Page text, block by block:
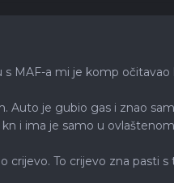
MAF-a mi je komp očitavao
Auto je gubio gas i znao
i ima je samo u
crijevo. To crijevo zna pasti